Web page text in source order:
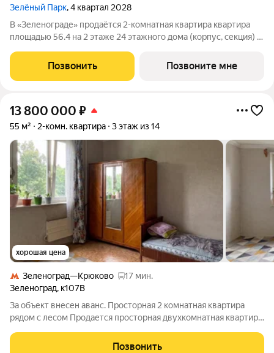
Зелёный Парк, 4 квартал 2028
В «Зеленограде» продаётся 2-комнатная квартира квартира
площадью 56.4 на 2 этаже 24 этажного дома (корпус, секция) в
минут пешком до МЦД-3 «Зеленоград-Крюково». 3 минуты на
автомобиле до
Позвонить Позвоните мне
13 800 000 ₽
55 м² 2-комн. квартира 3 этаж из 14
хорошая цена
Зеленоград—Крюково
17 мин.
Зеленоград, к107В
За объект внесен аванс. Просторная 2 комнатная квартира
рядом с лесом Продается просторная двухкомнатная квартира
доступности от детского сада и школы. Параметры: Общая
Позвонить